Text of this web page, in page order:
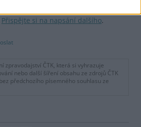
Přispějte si na napsání dalšího.
zpravodajství ČTK, která si vyhrazuje
nebo další šíření obsahu ze zdrojů ČTK
předchozího písemného souhlasu ze